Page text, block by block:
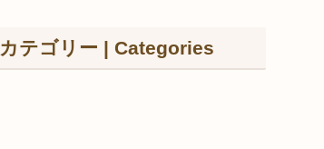
カテゴリー | Categories